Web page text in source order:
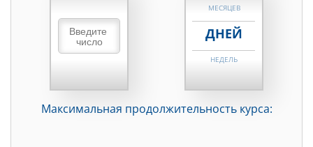
МЕСЯЦЕВ
ДНЕЙ
НЕДЕЛЬ
ДНЕЙ
Максимальная продолжительность курса: